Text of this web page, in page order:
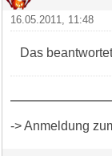
16.05.2011, 11:48
Das
-> Anmeldung